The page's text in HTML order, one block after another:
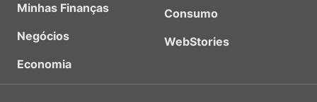
Minhas Finanças
Negócios
Economia
Consumo
WebStories